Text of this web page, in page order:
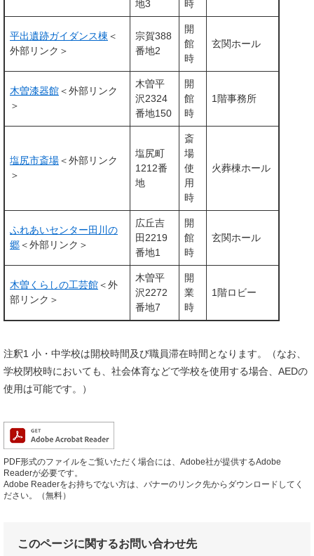
地3
時
平出遺跡ガイダンス棟＜
外部リンク＞
宗賀388
番地2
開
館
時
玄関ホール
木曽漆器館＜外部リンク
＞
木曽平
沢2324
番地150
開
館
時
1階事務所
塩尻市斎場＜外部リンク
＞
塩尻町
1212番
地
斎
場
使
用
時
火葬棟ホール
ふれあいセンター田川の
郷＜外部リンク＞
広丘吉
田2219
番地1
開
館
時
玄関ホール
木曽くらしの工芸館＜外
部リンク＞
木曽平
沢2272
番地7
開
業
時
1階ロビー
注釈1 小・中学校は開校時間及び職員滞在時間となります。（なお、
学校閉校時においても、社会体育などで学校を使用する場合、AEDの
使用は可能です。）
PDF形式のファイルをご覧いただく場合には、Adobe社が提供するAdobe
Readerが必要です。
Adobe Readerをお持ちでない方は、バナーのリンク先からダウンロードしてく
ださい。（無料）
このページに関するお問い合わせ先